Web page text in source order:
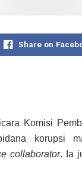
Share on
Komisi
korupsi
collaborator. Ia